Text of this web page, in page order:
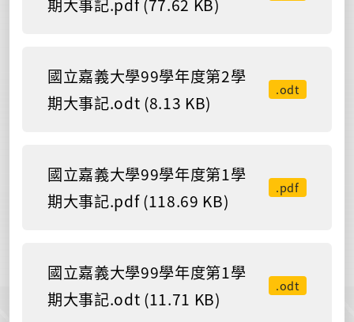
期大事記.pdf (77.62 KB)
國立嘉義大學99學年度第2學
期大事記.odt (8.13 KB)
.odt
國立嘉義大學99學年度第1學
期大事記.pdf (118.69 KB)
.pdf
國立嘉義大學99學年度第1學
期大事記.odt (11.71 KB)
.odt